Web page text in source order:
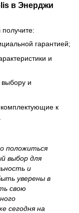
в Энерджи
гарантией;
и
и
к
положиться
выбор для
и
уверены в
свою
сегодня на